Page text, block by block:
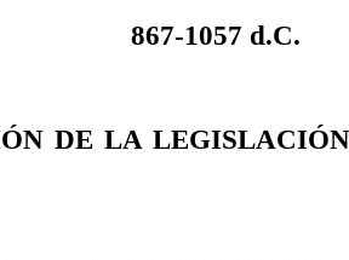
867-1057 d.C.
DE LA